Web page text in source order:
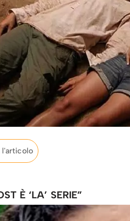
l'articolo
È ‘LA’ SERIE”